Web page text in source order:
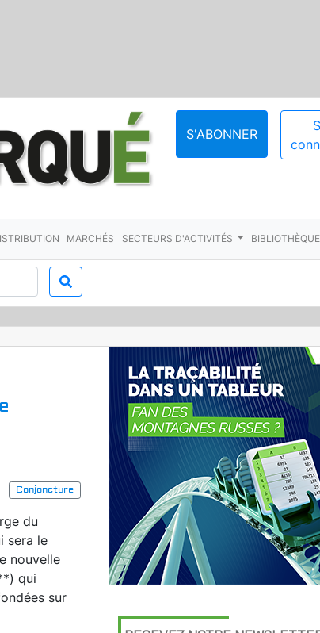
S'ABONNER
MARCHÉS SECTEURS D'ACTIVITÉS BIBLIOTHÈQUE
Conjoncture
du
sera le
nouvelle
qui
sur